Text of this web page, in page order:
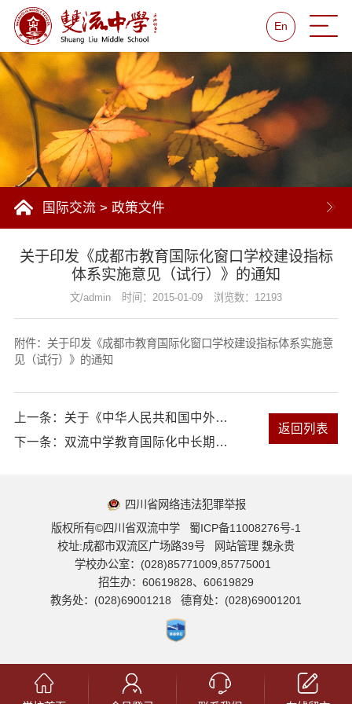
En
国际交流 >政策文件
关于印发《成都市教育国际化窗口学校建设指标
体系实施意见（试行）》的通知
文/admin 时间：2015-01-09 浏览数：12193
附件： 关于印发《成都市教育国际化窗口学校建设指标体系实施意
见（试行）》的通知
上一条：
关于《中华人民共和国中外合作办学条例实施办法》
下一条：
双流中学教育国际化中长期发展规划
返回列表
四川省网络违法犯罪举报
版权所有©四川省双流中学
蜀ICP备11008276号-1
校址:成都市双流区广场路39号
网站管理 魏永贵
学校办公室： (028)85771009,85775001
招生办： 60619828、60619829
教务处： (028)69001218 德育处： (028)69001201